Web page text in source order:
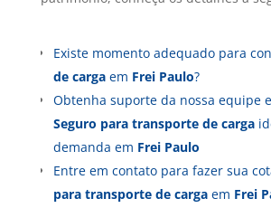
Existe momento adequado para
de cargaem Frei Paulo?
Obtenha suporte da nossa equipe
Seguro para transporte de carga
demanda em Frei Paulo
Entre em contato para fazer sua
para transporte de cargaem Frei